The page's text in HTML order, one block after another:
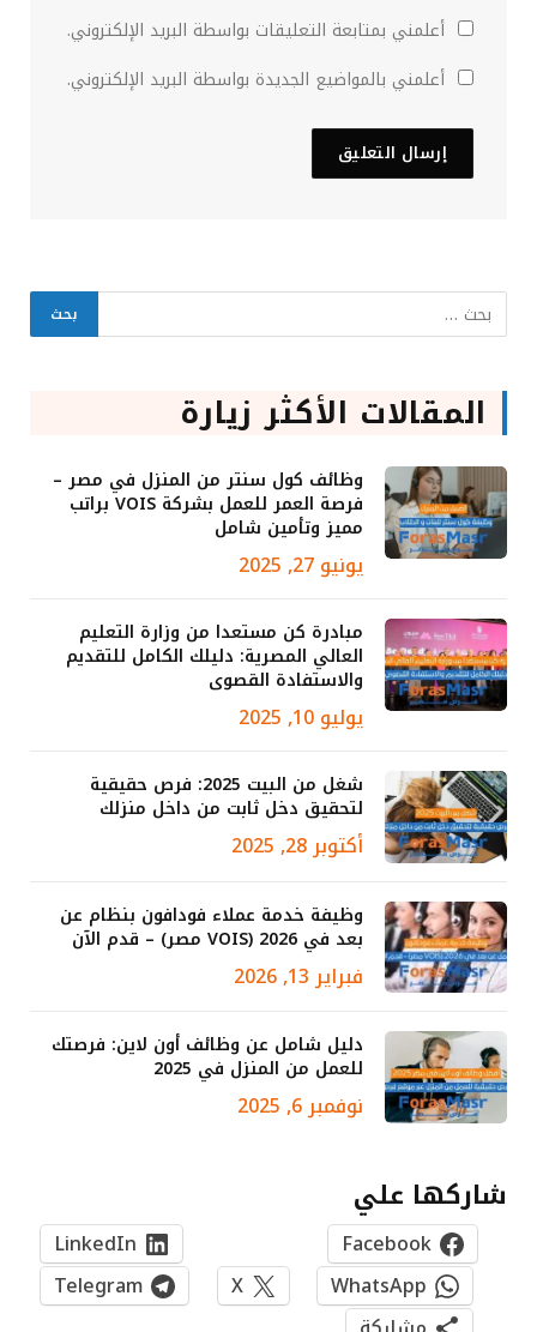
أعلمني بمتابعة التعليقات بواسطة البريد الإلكتروني.
أعلمني بالمواضيع الجديدة بواسطة البريد الإلكتروني.
المقالات الأكثر زيارة
وظائف كول سنتر من المنزل في مصر –
فرصة العمر للعمل بشركة VOIS براتب
مميز وتأمين شامل
يونيو 27, 2025
مبادرة كن مستعدا من وزارة التعليم
العالي المصرية: دليلك الكامل للتقديم
والاستفادة القصوى
يوليو 10, 2025
شغل من البيت 2025: فرص حقيقية
لتحقيق دخل ثابت من داخل منزلك
أكتوبر 28, 2025
وظيفة خدمة عملاء فودافون بنظام عن
بعد في 2026 (VOIS مصر) – قدم الآن
فبراير 13, 2026
دليل شامل عن وظائف أون لاين: فرصتك
للعمل من المنزل في 2025
نوفمبر 6, 2025
شاركها علي
Facebook
LinkedIn
WhatsApp
X
Telegram